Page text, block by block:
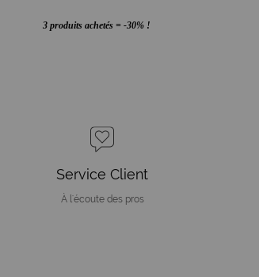
3 produits achetés = -30% !
Service Client
À l'écoute des pros